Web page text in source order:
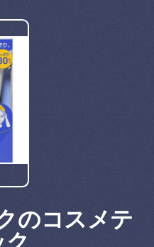
のコスメテ